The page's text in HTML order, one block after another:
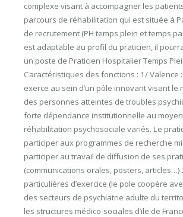
complexe visant à accompagner les
parcours de réhabilitation qui est située à
de recrutement (PH temps plein et temps
est adaptable au profil du praticien, il
un poste de Praticien Hospitalier Temps
Caractéristiques des fonctions : 1/ Valence
exerce au sein d’un pôle innovant visant le
des personnes atteintes de troubles
forte dépendance institutionnelle au moyen
réhabilitation psychosociale variés. Le
participer aux programmes de recherche
participer au travail de diffusion de ses
(communications orales, posters, articles…)
particulières d’exercice (le pole coopère
des secteurs de psychiatrie adulte du
les structures médico-sociales d’ile de